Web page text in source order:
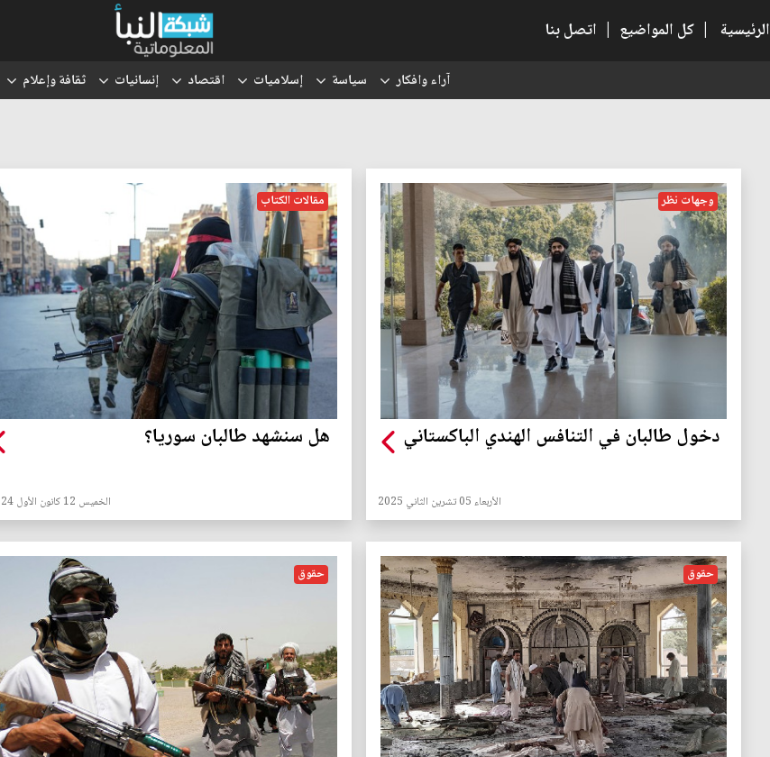
الرئيسية | كل المواضيع | اتصل بنا
آراء وافكار سياسة إسلاميات اقتصاد إنسانيات ثقافة وإعلام
وجهات نظر
دخول طالبان في التنافس الهندي الباكستاني
الأربعاء 05 تشرين الثاني 2025
مقالات الكتاب
هل سنشهد طالبان سوريا؟
الخميس 12 كانون الأول 2024
حقوق حقوق